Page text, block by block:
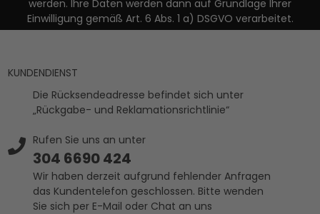
werden. Ihre Daten werden dann auf Grundlage Ihrer
Einwilligung gemäß Art. 6 Abs. 1 a) DSGVO verarbeitet.
KUNDENDIENST
Die Rücksendeadresse befindet sich unter
„Rückgabe- und Reklamationsrichtlinie“
Rufen Sie uns an unter
304 6690 424
Wir haben derzeit aufgrund fehlender Anfragen
das Kundentelefon geschlossen. Bitte wenden
Sie sich per E-Mail oder Chat an uns